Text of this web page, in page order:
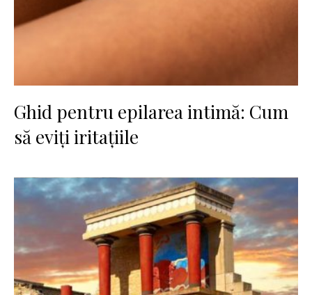
Ghid pentru epilarea intimă: Cum
să eviți iritațiile